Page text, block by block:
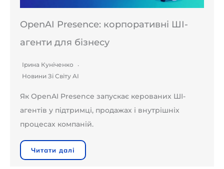
OpenAI Presence: корпоративні ШІ-
агенти для бізнесу
Ірина Куніченко
Новини Зі Світу AI
Як OpenAI Presence запускає керованих ШІ-
агентів у підтримці, продажах і внутрішніх
процесах компаній.
Читати далі